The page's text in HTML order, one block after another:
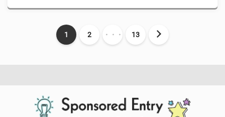
1 2 ・・・ 13